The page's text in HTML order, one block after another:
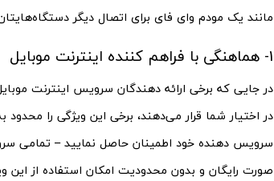
مانند یک مودم وای فای برای اتصال دیگر
1- هماهنگی با فراهم کننده اینترنت موبایل
در جایی که برخی ارائه دهندگان سرویس اینترنت
در اختیار شما قرار می‌دهند، برخی این ویژگی را محدود
سرویس دهنده خود اطمینان حاصل نمایید – تمامی
صورت رایگان و بدون محدودیت امکان استفاده از این